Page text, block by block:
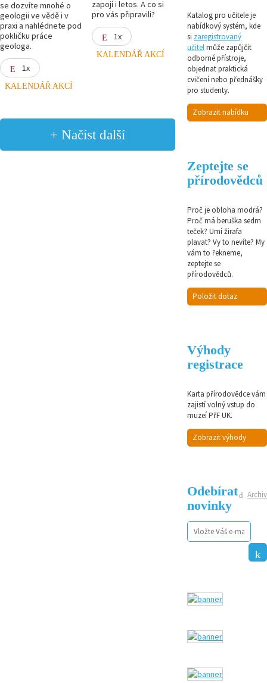
se dozvíte mnohé o
geologii ve vědě i v
praxi a nahlédnete pod
pokličku práce
geologa.
1x
KALENDÁŘ AKCÍ
zapojí i letos. A co si
pro vás připravili?
1x
KALENDÁŘ AKCÍ
+ Načíst další
Katalog pro učitele je
nabídkový systém, kde
si zaregistrovaný
učitelmůže zapůjčit
odborné přístroje,
objednat praktická
cvičení nebo přednášky
pro studenty.
Zobrazit nabídku
Zeptejte se
přírodovědců
Proč je obloha modrá?
Proč má beruška sedm
teček? Umí žirafa
plavat? Vy to nevíte? My
vám to řekneme,
zeptejte se
přírodovědců.
Položit dotaz
Výhody
registrace
Karta přírodovědce vám
zajistí volný vstup do
muzeí PřF UK.
Zobrazit výhody
Archiv
Odebírat
novinky